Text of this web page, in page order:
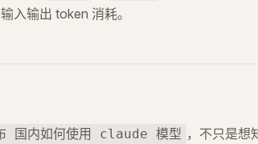
入输出 token 消耗。
国内如何使用 claude 模型 ，不只是想